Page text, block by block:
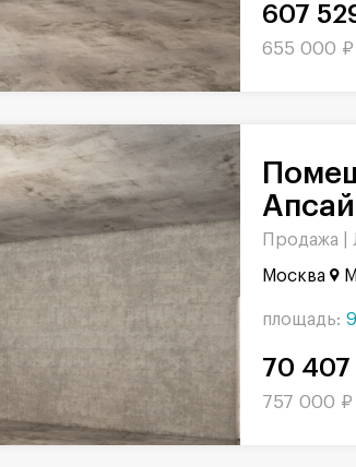
607
655 000 ₽
Помещение Молдавская в БЦ
Продажа |
Москва
площадь:
70
757 000 ₽